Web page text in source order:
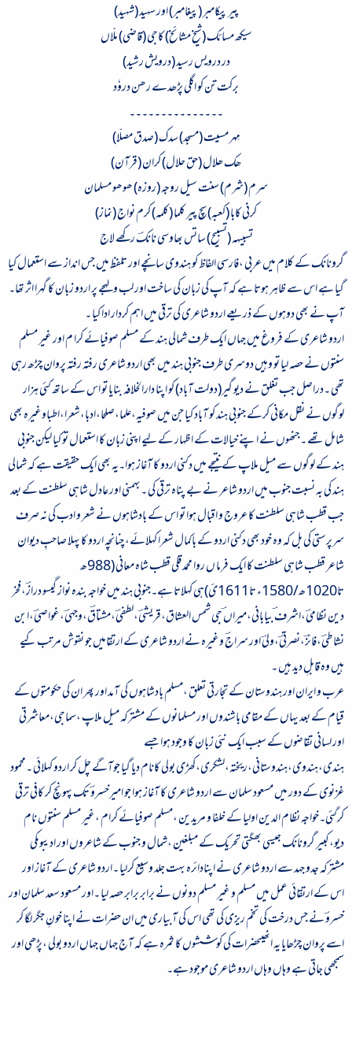
پیر پیکامبر (پیغامبر) اور سہید (شہید)
سیکھ مسائک (شیخ مشائخ) کاجی (قاضی) ملّاں
در درویس رسید (درویش رشید)
برکت تن کو اگلی پڑھدے رھن دروٗد
۔۔۔۔۔۔۔۔۔۔۔۔۔۔۔
مِہر مسیت (مسجد) سدک (صدق مصلّا)
ھک ھلال (حق حلال) کران (قرآن)
سرم (شرم) سنت سیل روجہ (روزہ) ھوھو مسلمان
کرنی کابا (کعبہ) سچ پیر کلما (کلمہ) کرم نواج (نماز)
تسبیہہ (تسبیح) ساتس بھاوسی نانکؔ رکھے لاج
گرونانک کے کلام میں عربی ،فارسی الفاظ کو ہندوی سانچے اور تلفظ میں جس انداز سے استعمال کیا
گیا ہے اس سے ظاہر ہوتا ہے کہ آپ کی زبان کی ساخت اور لب و لہجے پر اردو زبان کا گہرا اثر تھا۔
آپ نے بھی دوہوں کے ذریعے اردو شاعری کی ترقی میں اہم کردار ادا کیا ۔
اردو شاعری کے فروغ میں جہاں ایک طرف شمالی ہند کے مسلم صوفیائے کرا م اور غیر مسلم
سنتوں نے حصہ لیا تو وہیں دوسری طرف جنوبی ہند میں بھی اردو شاعری رفتہ رفتہ پروان چڑھ رہی
تھی ۔دراصل جب تغلق نے دیو گیر(دولت آباد) کو اپنا دارالخلافہ بنایا تو اس کے ساتھ کئی ہزار
لوگوں نے نقل مکانی کرکے جنوبی ہند کو آباد کیا جن میں صوفیہ،علما،صلحا،ادبا،شعرا،اطباوغیرہ بھی
شامل تھے ۔جنھوں نے اپنے خیالات کے اظہار کے لیے اپنی زبان کا استعمال تو کیا لیکن جنوبی
ہند کے لوگوں سے میل ملاپ کے نتیجے میں دکنی اردو کا آغاز ہوا۔یہ بھی ایک حقیقت ہے کہ شمالی
ہند کی بہ نسبت جنوب میں اردو شاعر نے بے پناہ ترقی کی ۔بہمنی اور عادل شاہی سلطنت کے بعد
جب قطب شاہی سلطنت کا عروج و اقبال ہوا تو اس کے بادشاہوں نے شعر و ادب کی نہ صرف
سرپرستی کی بل کہ وہ خود بھی دکنی اردو کے باکمال شعرا کہلائے، چنانچہ اردو کا پہلا صاحبِ دیوان
شاعر قطب شاہی سلطنت کا ایک فرما ں روا محمد قلی قطب شاہ معانی (988ھ
تا1020ھ/1580ء تا1611ئ)ہی کہلاتا ہے۔جنوبی ہند میں خواجہ بندہ نواز گیسو درازؔ،فخر
دین نظامیؔ،اشرف ؔبیابانی،میراں ؔجی شمس العشاق،قریشیؔ،لطفیؔ،مشتاقؔ،وجہیؔ،غواصیؔ،ابن
نشاطیؔ،فائزؔ،نصرتیؔ،ولیؔ اور سراجؔ وغیرہ نے اردو شاعری کے ارتقامیں جو نقوش مرتب کیے
ہیں وہ قابلِ دید ہیں ۔
عرب و ایران اور ہندوستان کے تجارتی تعلق ،مسلم بادشاہوں کی آمد اور پھر ان کی حکومتوں کے
قیام کے بعد یہاں کے مقامی باشندوں اور مسلمانوں کے مشترکہ میل ملاپ ،سماجی،معاشرتی
اور لسانی تقاضوں کے سبب ایک نئی زبان کا وجود ہوا جسے
ہندی،ہندوی،ہندوستانی،ریختہ،لشکری،کھڑی بولی کانام دیا گیا جوآگے چل کر اردو کہلائی ۔محمود
غزنوی کے دور میں مسعود سلمان سے اردو شاعری کا آغاز ہوا جو امیرخسروؔ تک پہونچ کر کافی ترقی
کرگئی۔خواجہ نظام الدین اولیا کے خلفا و مریدین ،مسلم صوفیائے کرام ،غیر مسلم سنتوں نام
دیو،کبیر گرونانک جیسی بھگتی تحریک کے مبلغین ،شمال و جنوب کے شاعروں اور ادیبوںکی
مشترکہ جدو جہد سے اردو شاعری نے اپنادائرہ بہت جلد وسیع کرلیا ۔اردو شاعری کے آغاز اور
اس کے ارتقائی عمل میں مسلم و غیر مسلم دونوں نے برابر برابر حصہ لیا ۔اور مسعود سعد سلمان اور
خسروؔ نے جس درخت کی تخم ریزی کی تھی اس کی آبیاری میں ان حضرات نے اپنا خونِ جگر لگا کر
اسے پروان چڑھایا یہ انھیںحضرات کی کوششوں کا ثمرہ ہے کہ آج جہاں جہاں اردو بولی ،پڑھی اور
سمجھی جاتی ہے وہاں وہاں اردو شاعری موجود ہے۔